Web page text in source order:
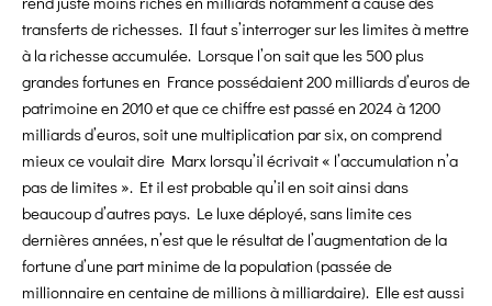
transferts de richesses. Il faut s’interroger sur les limites à mettre
à la richesse accumulée. Lorsque l’on sait que les 500 plus
grandes fortunes en France possédaient 200 milliards d’euros de
patrimoine en 2010 et que ce chiffre est passé en 2024 à 1200
milliards d’euros, soit une multiplication par six, on comprend
mieux ce voulait dire Marx lorsqu’il écrivait « l’accumulation n’a
pas de limites ». Et il est probable qu’il en soit ainsi dans
beaucoup d’autres pays. Le luxe déployé, sans limite ces
dernières années, n’est que le résultat de l’augmentation de la
fortune d’une part minime de la population (passée de
millionnaire en centaine de millions à milliardaire). Elle est aussi